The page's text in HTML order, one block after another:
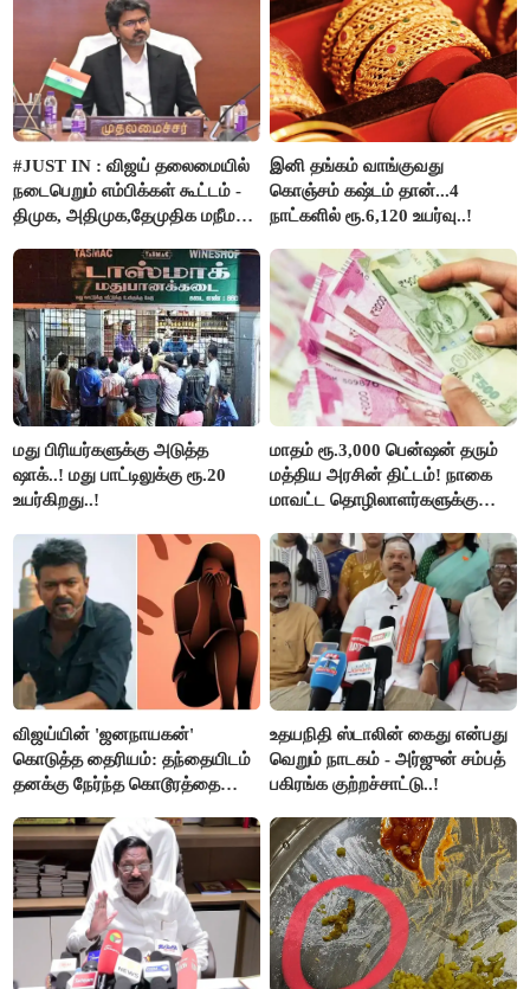
தாகூர்..!!
#JUST IN : விஜய் தலைமையில்
நடைபெறும் எம்பிக்கள் கூட்டம் -
திமுக, அதிமுக,தேமுதிக மநீம
இனி தங்கம் வாங்குவது
கொஞ்சம் கஷ்டம் தான்...4
நாட்களில் ரூ.6,120 உயர்வு..!
மது பிரியர்களுக்கு அடுத்த
ஷாக்..! மது பாட்டிலுக்கு ரூ.20
உயர்கிறது..!
மாதம் ரூ.3,000 பென்ஷன் தரும்
மத்திய அரசின் திட்டம்! நாகை
மாவட்ட தொழிலாளர்களுக்கு
செய்தி!
விஜய்யின் 'ஜனநாயகன்'
கொடுத்த தைரியம்: தந்தையிடம்
தனக்கு நேர்ந்த கொடூரத்தை
உதயநிதி ஸ்டாலின் கைது என்பது
வெறும் நாடகம் - அர்ஜுன் சம்பத்
பகிரங்க குற்றச்சாட்டு..!